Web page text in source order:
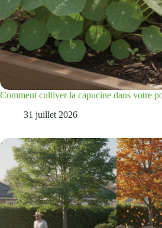
Comment cultiver la capucine dans votre
31 juillet 2026